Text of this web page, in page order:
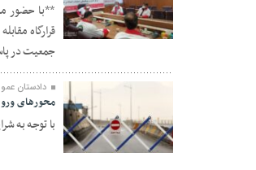
۲۴ مرداد ۱۴۰۰
**با حضور
قرارگاه
جمعیت در
۲۴ مرداد ۱۴۰۰
دادستان
محورهای
با توجه به